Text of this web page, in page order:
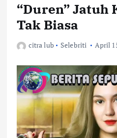
“Duren” Jatuh
Tak Biasa
citra lub Selebriti April